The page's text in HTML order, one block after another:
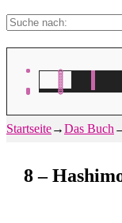
Suche
Startseite→Das Buch
8 –